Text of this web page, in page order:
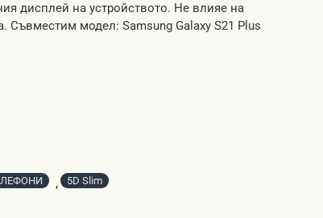
дисплей на устройството. Не влияе на
Съвместим модел: Samsung Galaxy S21 Plus
, 5D Slim